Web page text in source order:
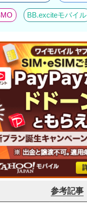
BB.exciteモバイル
参考記事